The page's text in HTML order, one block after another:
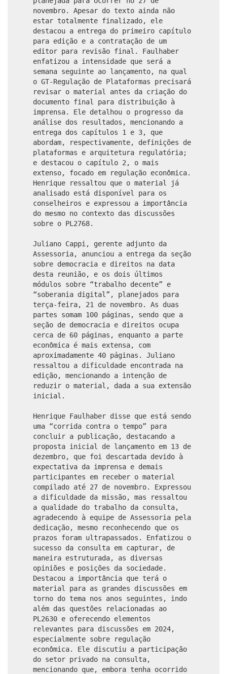
novembro. Apesar do texto ainda não
estar totalmente finalizado, ele
destacou a entrega do primeiro capítulo
para edição e a contratação de um
editor para revisão final. Faulhaber
enfatizou a intensidade que será a
semana seguinte ao lançamento, na qual
o GT-Regulação de Plataformas precisará
revisar o material antes da criação do
documento final para distribuição à
imprensa. Ele detalhou o progresso da
análise dos resultados, mencionando a
entrega dos capítulos 1 e 3, que
abordam, respectivamente, definições de
plataformas e arquitetura regulatória;
e destacou o capítulo 2, o mais
extenso, focado em regulação econômica.
Henrique ressaltou que o material já
analisado está disponível para os
conselheiros e expressou a importância
do mesmo no contexto das discussões
sobre o PL2768.
Juliano Cappi, gerente adjunto da
Assessoria, anunciou a entrega da seção
sobre democracia e direitos na data
desta reunião, e os dois últimos
módulos sobre “trabalho decente” e
“soberania digital”, planejados para
terça-feira, 21 de novembro. As duas
partes somam 100 páginas, sendo que a
seção de democracia e direitos ocupa
cerca de 60 páginas, enquanto a parte
econômica é mais extensa, com
aproximadamente 40 páginas. Juliano
ressaltou a dificuldade encontrada na
edição, mencionando a intenção de
reduzir o material, dada a sua extensão
inicial.
Henrique Faulhaber disse que está sendo
uma “corrida contra o tempo” para
concluir a publicação, destacando a
proposta inicial de lançamento em 13 de
dezembro, que foi descartada devido à
expectativa da imprensa e demais
participantes em receber o material
compilado até 27 de novembro. Expressou
a dificuldade da missão, mas ressaltou
a qualidade do trabalho da consulta,
agradecendo à equipe de Assessoria pela
dedicação, mesmo reconhecendo que os
prazos foram ultrapassados. Enfatizou o
sucesso da consulta em capturar, de
maneira estruturada, as diversas
opiniões e posições da sociedade.
Destacou a importância que terá o
material para as grandes discussões em
torno do tema nos anos seguintes, indo
além das questões relacionadas ao
PL2630 e oferecendo elementos
relevantes para discussões em 2024,
especialmente sobre regulação
econômica. Ele discutiu a participação
do setor privado na consulta,
mencionando que, embora tenha ocorrido